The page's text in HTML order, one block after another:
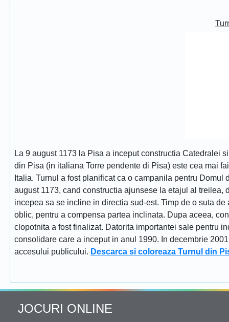
La 9 august 1173 la Pisa a inceput constructia Catedralei
din Pisa (in italiana Torre pendente di Pisa) este cea mai
Italia. Turnul a fost planificat ca o campanila pentru
august 1173, cand constructia ajunsese la etajul al
incepea sa se incline in directia sud-est. Timp de o suta
oblic, pentru a compensa partea inclinata. Dupa aceea,
clopotnita a fost finalizat. Datorita importantei sale pentru
consolidare care a inceput in anul 1990. In decembrie
accesului publicului. Descarca si coloreaza Turnul din
JOCURI ONLINE